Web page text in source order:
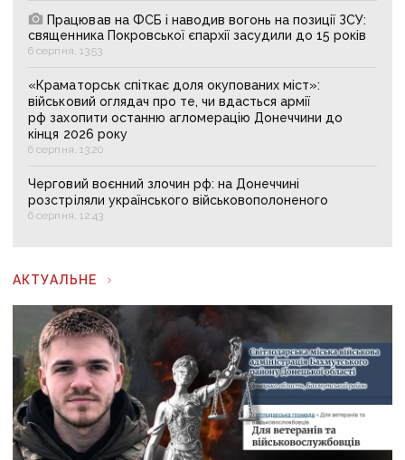
Працював на ФСБ і наводив вогонь на позиції ЗСУ:
священника Покровської єпархії засудили до 15 років
6 серпня, 13:53
«Краматорськ спіткає доля окупованих міст»:
військовий оглядач про те, чи вдасться армії
рф захопити останню агломерацію Донеччини до
кінця 2026 року
6 серпня, 13:20
Черговий воєнний злочин рф: на Донеччині
розстріляли українського військовополоненого
6 серпня, 12:43
АКТУАЛЬНЕ